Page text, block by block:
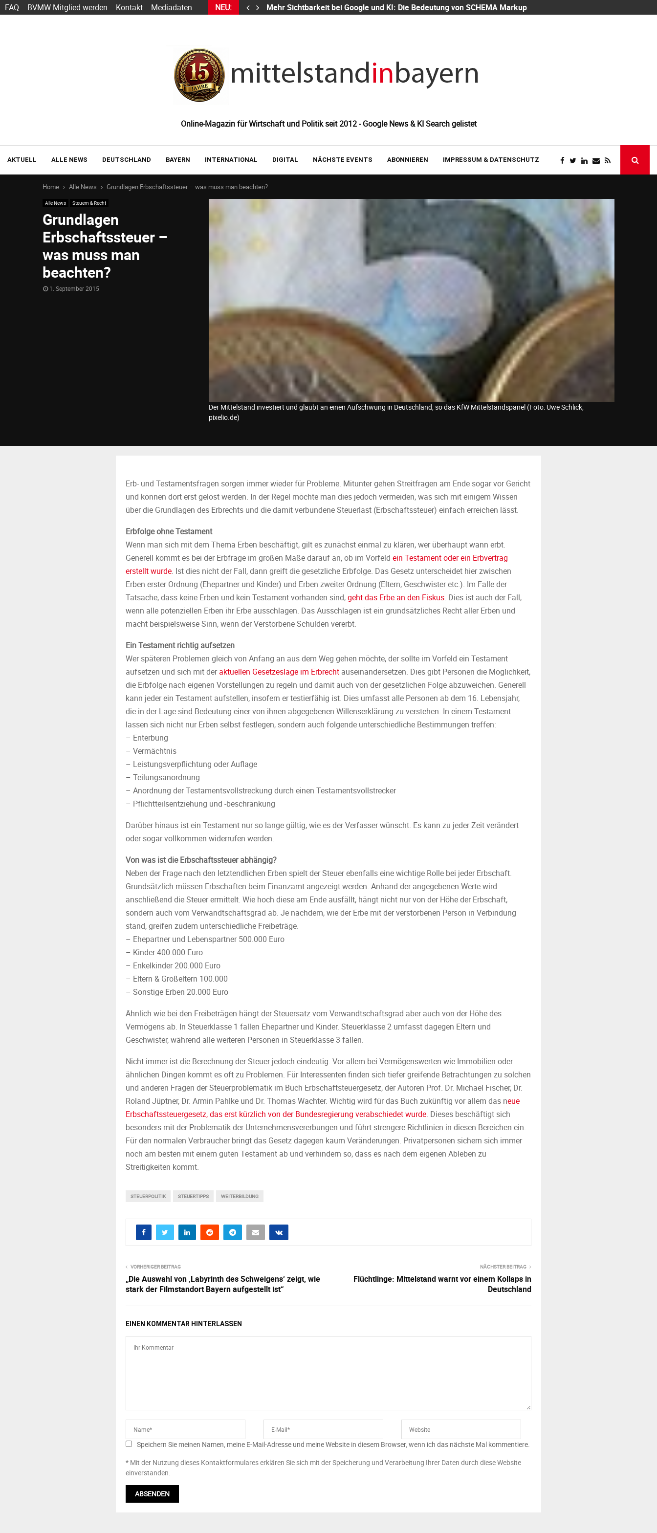
FAQ BVMW Mitglied werden Kontakt Mediadaten NEU:
heute schon funktioniert — und wie der Einstieg gelingt Mehr Sichtbarkeit bei Google und KI: Die Bedeutung von SCHEMA Markup
Online-Magazin für Wirtschaft und Politik seit 2012 - Google News & KI Search gelistet
AKTUELL ALLE NEWS DEUTSCHLAND BAYERN INTERNATIONAL DIGITAL NÄCHSTE EVENTS ABONNIEREN IMPRESSUM & DATENSCHUTZ
Home Alle News Grundlagen Erbschaftssteuer – was muss man beachten?
Alle News Steuern & Recht
Grundlagen
Erbschaftssteuer –
was muss man
beachten?
1. September 2015
Der Mittelstand investiert und glaubt an einen Aufschwung in Deutschland, so das KfW Mittelstandspanel (Foto: Uwe Schlick,
pixelio.de)
Erb- und Testamentsfragen sorgen immer wieder für Probleme. Mitunter gehen Streitfragen am Ende sogar vor Gericht
und können dort erst gelöst werden. In der Regel möchte man dies jedoch vermeiden, was sich mit einigem Wissen
über die Grundlagen des Erbrechts und die damit verbundene Steuerlast (Erbschaftssteuer) einfach erreichen lässt.
Erbfolge ohne Testament
Wenn man sich mit dem Thema Erben beschäftigt, gilt es zunächst einmal zu klären, wer überhaupt wann erbt.
Generell kommt es bei der Erbfrage im großen Maße darauf an, ob im Vorfeld ein Testament oder ein Erbvertrag
erstellt wurde. Ist dies nicht der Fall, dann greift die gesetzliche Erbfolge. Das Gesetz unterscheidet hier zwischen
Erben erster Ordnung (Ehepartner und Kinder) und Erben zweiter Ordnung (Eltern, Geschwister etc.). Im Falle der
Tatsache, dass keine Erben und kein Testament vorhanden sind,geht das Erbe an den Fiskus. Dies ist auch der Fall,
wenn alle potenziellen Erben ihr Erbe ausschlagen. Das Ausschlagen ist ein grundsätzliches Recht aller Erben und
macht beispielsweise Sinn, wenn der Verstorbene Schulden vererbt.
Ein Testament richtig aufsetzen
Wer späteren Problemen gleich von Anfang an aus dem Weg gehen möchte, der sollte im Vorfeld ein Testament
aufsetzen und sich mit deraktuellen Gesetzeslage im Erbrecht auseinandersetzen. Dies gibt Personen die Möglichkeit,
die Erbfolge nach eigenen Vorstellungen zu regeln und damit auch von der gesetzlichen Folge abzuweichen. Generell
kann jeder ein Testament aufstellen, insofern er testierfähig ist. Dies umfasst alle Personen ab dem 16. Lebensjahr,
die in der Lage sind Bedeutung einer von ihnen abgegebenen Willenserklärung zu verstehen. In einem Testament
lassen sich nicht nur Erben selbst festlegen, sondern auch folgende unterschiedliche Bestimmungen treffen:
– Enterbung
– Vermächtnis
– Leistungsverpflichtung oder Auflage
– Teilungsanordnung
– Anordnung der Testamentsvollstreckung durch einen Testamentsvollstrecker
– Pflichtteilsentziehung und -beschränkung
Darüber hinaus ist ein Testament nur so lange gültig, wie es der Verfasser wünscht. Es kann zu jeder Zeit verändert
oder sogar vollkommen widerrufen werden.
Von was ist die Erbschaftssteuer abhängig?
Neben der Frage nach den letztendlichen Erben spielt der Steuer ebenfalls eine wichtige Rolle bei jeder Erbschaft.
Grundsätzlich müssen Erbschaften beim Finanzamt angezeigt werden. Anhand der angegebenen Werte wird
anschließend die Steuer ermittelt. Wie hoch diese am Ende ausfällt, hängt nicht nur von der Höhe der Erbschaft,
sondern auch vom Verwandtschaftsgrad ab. Je nachdem, wie der Erbe mit der verstorbenen Person in Verbindung
stand, greifen zudem unterschiedliche Freibeträge.
– Ehepartner und Lebenspartner 500.000 Euro
– Kinder 400.000 Euro
– Enkelkinder 200.000 Euro
– Eltern & Großeltern 100.000
– Sonstige Erben 20.000 Euro
Ähnlich wie bei den Freibeträgen hängt der Steuersatz vom Verwandtschaftsgrad aber auch von der Höhe des
Vermögens ab. In Steuerklasse 1 fallen Ehepartner und Kinder. Steuerklasse 2 umfasst dagegen Eltern und
Geschwister, während alle weiteren Personen in Steuerklasse 3 fallen.
Nicht immer ist die Berechnung der Steuer jedoch eindeutig. Vor allem bei Vermögenswerten wie Immobilien oder
ähnlichen Dingen kommt es oft zu Problemen. Für Interessenten finden sich tiefer greifende Betrachtungen zu solchen
und anderen Fragen der Steuerproblematik im Buch Erbschaftsteuergesetz, der Autoren Prof. Dr. Michael Fischer, Dr.
Roland Jüptner, Dr. Armin Pahlke und Dr. Thomas Wachter. Wichtig wird für das Buch zukünftig vor allem das neue
Erbschaftssteuergesetz, das erst kürzlich von der Bundesregierung verabschiedet wurde. Dieses beschäftigt sich
besonders mit der Problematik der Unternehmensvererbungen und führt strengere Richtlinien in diesen Bereichen ein.
Für den normalen Verbraucher bringt das Gesetz dagegen kaum Veränderungen. Privatpersonen sichern sich immer
noch am besten mit einem guten Testament ab und verhindern so, dass es nach dem eigenen Ableben zu
Streitigkeiten kommt.
STEUERPOLITIK STEUERTIPPS WEITERBILDUNG
VORHERIGER BEITRAG
„Die Auswahl von ‚Labyrinth des Schweigens‘ zeigt, wie
stark der Filmstandort Bayern aufgestellt ist“
NÄCHSTER BEITRAG
Flüchtlinge: Mittelstand warnt vor einem Kollaps in
Deutschland
EINEN KOMMENTAR HINTERLASSEN
Speichern Sie meinen Namen, meine E-Mail-Adresse und meine Website in diesem Browser, wenn ich das nächste Mal kommentiere.
* Mit der Nutzung dieses Kontaktformulares erklären Sie sich mit der Speicherung und Verarbeitung Ihrer Daten durch diese Website
einverstanden.